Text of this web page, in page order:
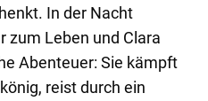
In der Nacht
zum Leben und Clara
Abenteuer: Sie kämpft
reist durch ein